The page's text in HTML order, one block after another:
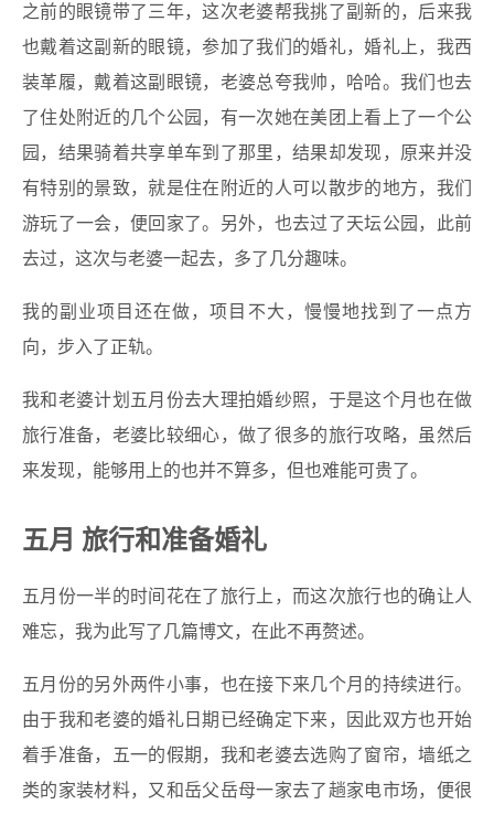
之前的眼镜带了三年，这次老婆帮我挑了副新的，后来我
也戴着这副新的眼镜，参加了我们的婚礼，婚礼上，我西
装革履，戴着这副眼镜，老婆总夸我帅，哈哈。我们也去
了住处附近的几个公园，有一次她在美团上看上了一个公
园，结果骑着共享单车到了那里，结果却发现，原来并没
有特别的景致，就是住在附近的人可以散步的地方，我们
游玩了一会，便回家了。另外，也去过了天坛公园，此前
去过，这次与老婆一起去，多了几分趣味。
我的副业项目还在做，项目不大，慢慢地找到了一点方
向，步入了正轨。
我和老婆计划五月份去大理拍婚纱照，于是这个月也在做
旅行准备，老婆比较细心，做了很多的旅行攻略，虽然后
来发现，能够用上的也并不算多，但也难能可贵了。
五月 旅行和准备婚礼
五月份一半的时间花在了旅行上，而这次旅行也的确让人
难忘，我为此写了几篇博文，在此不再赘述。
五月份的另外两件小事，也在接下来几个月的持续进行。
由于我和老婆的婚礼日期已经确定下来，因此双方也开始
着手准备，五一的假期，我和老婆去选购了窗帘，墙纸之
类的家装材料，又和岳父岳母一家去了趟家电市场，便很